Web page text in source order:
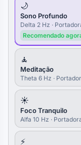
🌙
Sono Profundo
Delta 2 Hz ·
Recomendado
🧘
Meditação
Theta 6 Hz ·
☀️
Foco Tranquilo
Alfa 10 Hz ·
⚡